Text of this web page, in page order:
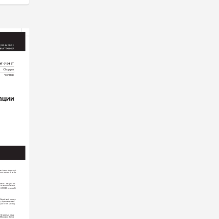
VT-7134 ST
Chopper
Чоппер
is an eleven-unit
хх means that the
dargestellt.
Pr oduktionsdatum.
2006 hergestellt
Серийный номер
производства.
(шестой месяц)
нөмір
болса,